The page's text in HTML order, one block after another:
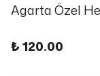
Agarta Özel
₺ 120.00